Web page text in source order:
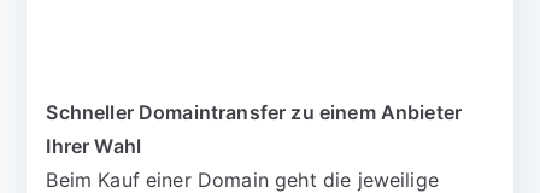
Schneller Domaintransfer zu einem Anbieter
Ihrer Wahl
Beim Kauf einer Domain geht die jeweilige